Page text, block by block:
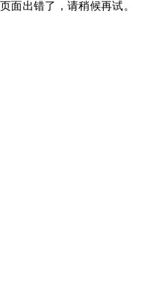
页面出错了，请稍候再试。